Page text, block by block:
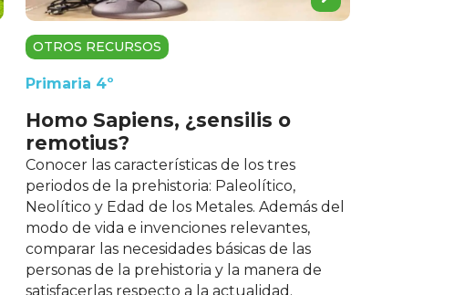
OTROS RECURSOS
Primaria 4º
Homo Sapiens, ¿sensilis o
remotius?
Conocer las características de los tres
periodos de la prehistoria: Paleolítico,
Neolítico y Edad de los Metales. Además del
modo de vida e invenciones relevantes,
comparar las necesidades básicas de las
personas de la prehistoria y la manera de
satisfacerlas respecto a la actualidad.